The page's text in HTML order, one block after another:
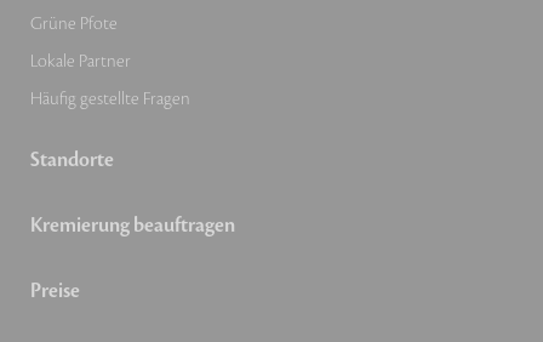
Grüne Pfote
Lokale Partner
Häufig gestellte Fragen
Standorte
Kremierung beauftragen
Preise